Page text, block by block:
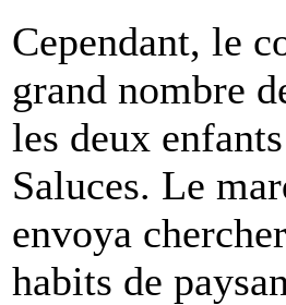
Cependant, le
grand nombre
les deux
Saluces. Le
envoya
habits de